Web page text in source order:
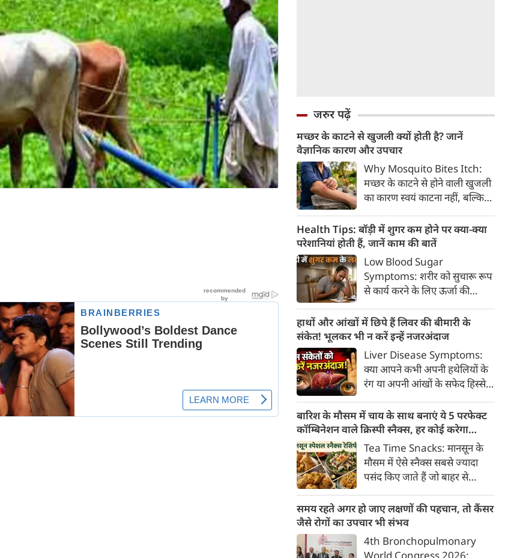
जरुर पढ़ें
मच्छर के काटने से खुजली क्यों होती है? जानें
वैज्ञानिक कारण और उपचार
Why Mosquito Bites Itch:
मच्छर के काटने से होने वाली खुजली
का कारण स्वयं काटना नहीं, बल्कि
प्रतिरक्षा प्रतिक्रिया है। हिस्टामिन के
निकलने से त्वचा पर लालिमा, सूजन
और खुजली होती है। यहां जानिए
मच्छर के काटने से खुजली क्यों होती
है, इसके पीछे का वैज्ञानिक कारण
क्या है, हिस्टामिन की क्या भूमिका
होती है और खुजली से राहत पाने के
प्रभावी घरेलू व चिकित्सीय उपाय।
Health Tips: बॉड़ी में शुगर कम होने पर क्या-क्या
परेशानियां होती हैं, जानें काम की बातें
Low Blood Sugar
Symptoms: शरीर को सुचारू रूप
से कार्य करने के लिए ऊर्जा की
का प्रमुख स्रोत ग्लूकोज यानी ब्लड
शुगर है। जब शरीर में ब्लड शुगर का
स्तर सामान्य से कम हो जाता है, तो
इस स्थिति को हाइपोग्लाइसीमिया
(Hypoglycemia) कहा जाता है।
ब्लड शुगर कम होने पर शरीर तुरंत
संकेत देना शुरू कर देता है।
हाथों और आंखों में छिपे हैं लिवर की बीमारी के
संकेत! भूलकर भी न करें इन्हें नजरअंदाज
Liver Disease Symptoms:
क्या आपने कभी अपनी हथेलियों के
रंग या अपनी आंखों के सफेद हिस्से
अक्सर हम हलकी लालिमा या आंखों
के पीलेपन को थकान समझकर टाल
देते हैं। लेकिन शरीर के ये छोटे-छोटे
बदलाव असल में एक बहुत बड़ी
चेतावनी हो सकते हैं।
बारिश के मौसम में चाय के साथ बनाएं ये 5 परफेक्ट
कॉम्बिनेशन वाले क्रिस्पी स्नैक्स, हर कोई करेगा
तारीफ
Tea Time Snacks: मानसून के
मौसम में ऐसे स्नैक्स सबसे ज्यादा
पसंद किए जाते हैं जो बाहर से
लाजवाब हों। यहां आपके लिये प्रस्तुत
हैं पकौड़ों से लेकर कॉर्न फ्रिटर्स तक
के कई मसालेदार स्नैक्स की ऐसी
रेसिपीज, जिन्हें आप घर पर कम
समय रहते अगर हो जाए लक्षणों की पहचान, तो कैंसर
जैसे रोगों का उपचार भी संभव
4th Bronchopulmonary